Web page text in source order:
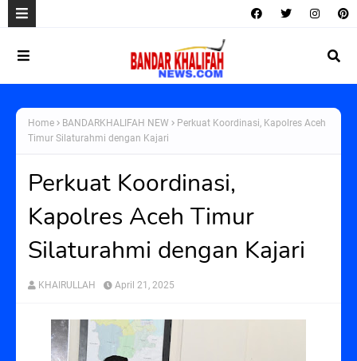
Home BANDARKHALIFAH NEW
Perkuat Koordinasi, Kapolres Aceh
Timur Silaturahmi dengan Kajari
Perkuat Koordinasi,
Kapolres Aceh Timur
Silaturahmi dengan Kajari
KHAIRULLAH April 21, 2025